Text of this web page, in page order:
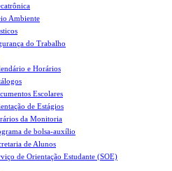
Ambiente
do Trabalho
e Horários
Escolares
de Estágios
da Monitoria
de bolsa-auxílio
de Alunos
de Orientação Estudante (SOE)